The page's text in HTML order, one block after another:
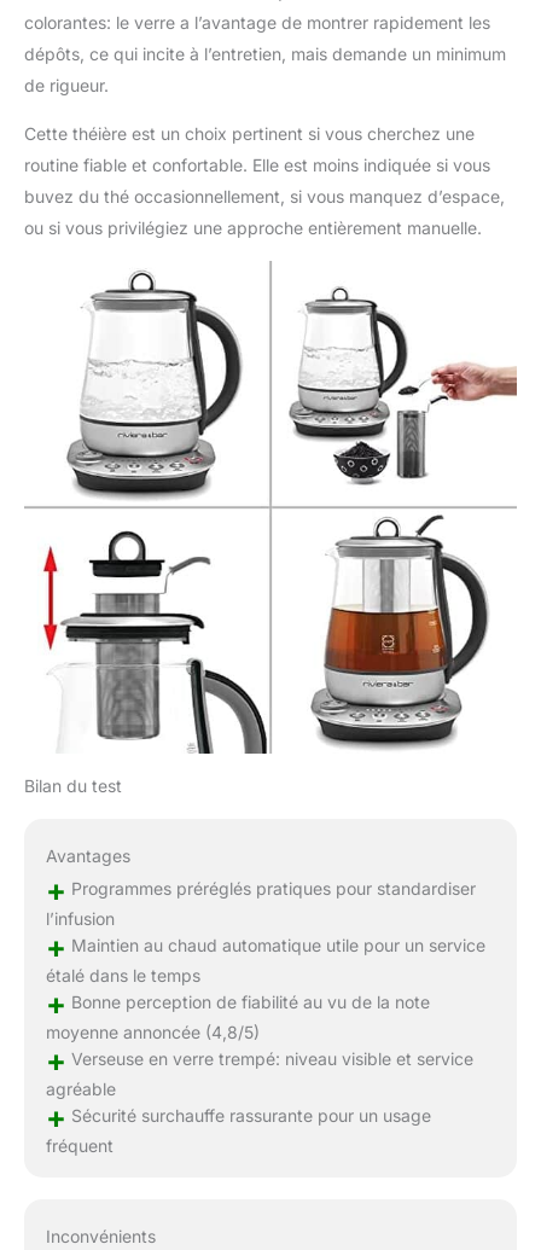
colorantes: le verre a l’avantage de montrer rapidement les
dépôts, ce qui incite à l’entretien, mais demande un minimum
de rigueur.
Cette théière est un choix pertinent si vous cherchez une
routine fiable et confortable. Elle est moins indiquée si vous
buvez du thé occasionnellement, si vous manquez d’espace,
ou si vous privilégiez une approche entièrement manuelle.
Bilan du test
Avantages
+ Programmes préréglés pratiques pour standardiser
l’infusion
+ Maintien au chaud automatique utile pour un service
étalé dans le temps
+ Bonne perception de fiabilité au vu de la note
moyenne annoncée (4,8/5)
+ Verseuse en verre trempé: niveau visible et service
agréable
+ Sécurité surchauffe rassurante pour un usage
fréquent
Inconvénients